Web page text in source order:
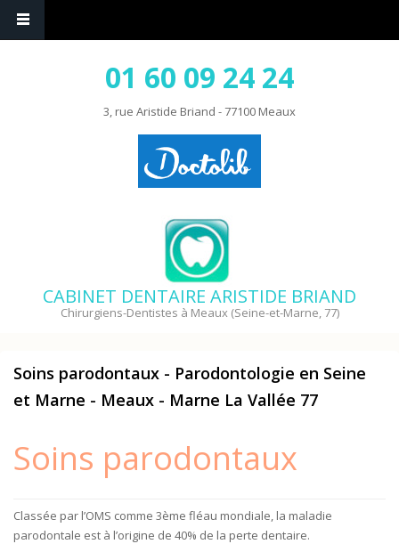
01 60 09 24 24
3, rue Aristide Briand - 77100 Meaux
CABINET DENTAIRE ARISTIDE BRIAND
Chirurgiens-Dentistes à Meaux (Seine-et-Marne, 77)
Soins parodontaux - Parodontologie en Seine
et Marne - Meaux - Marne La Vallée 77
Soins parodontaux
Classée par l’OMS comme 3ème fléau mondiale, la maladie
parodontale est à l’origine de 40% de la perte dentaire.